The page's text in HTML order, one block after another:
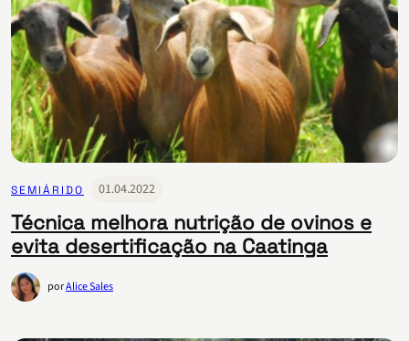
SEMIÁRIDO 01.04.2022
Técnica melhora nutrição de ovinos e
evita desertificação na Caatinga
porAlice Sales